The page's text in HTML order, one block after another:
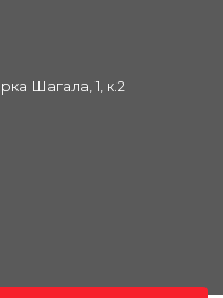
Шагала, 1, к.2